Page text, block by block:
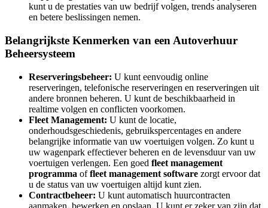
kunt u de prestaties van uw bedrijf volgen, trends analyseren
en betere beslissingen nemen.
Belangrijkste Kenmerken van een Autoverhuur
Beheersysteem
Reserveringsbeheer: U kunt eenvoudig online
reserveringen, telefonische reserveringen en reserveringen uit
andere bronnen beheren. U kunt de beschikbaarheid in
realtime volgen en conflicten voorkomen.
Fleet Management: U kunt de locatie,
onderhoudsgeschiedenis, gebruikspercentages en andere
belangrijke informatie van uw voertuigen volgen. Zo kunt u
uw wagenpark effectiever beheren en de levensduur van uw
voertuigen verlengen. Een goed fleet management
programma offleet management software zorgt ervoor dat
u de status van uw voertuigen altijd kunt zien.
Contractbeheer: U kunt automatisch huurcontracten
aanmaken, bewerken en opslaan. U kunt er zeker van zijn dat